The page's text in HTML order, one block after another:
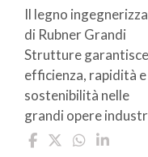
Il legno
di Rubner Grandi
Strutture garantisce
efficienza, rapidità e
sostenibilità nelle
grandi opere